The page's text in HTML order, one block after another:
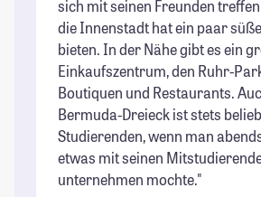
sich mit seinen Freunden
die Innenstadt hat ein paar
bieten. In der Nähe gibt es ein
Einkaufszentrum, den Ruhr-
Boutiquen und Restaurants.
Bermuda-Dreieck ist stets
Studierenden, wenn man
etwas mit seinen
unternehmen mochte."